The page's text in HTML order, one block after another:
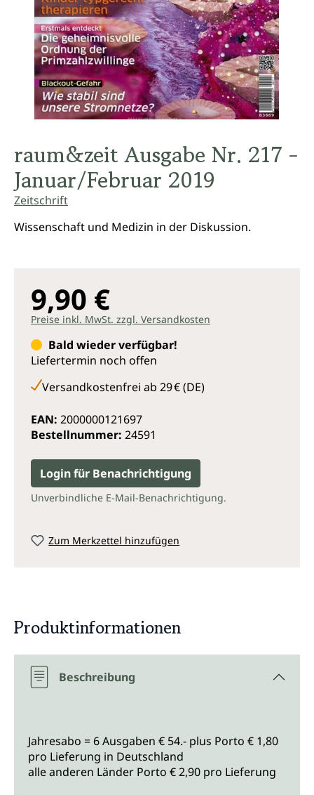
raum&zeit Ausgabe Nr. 217 -
Januar/Februar 2019
Zeitschrift
Wissenschaft und Medizin in der Diskussion.
9,90 €
Preise inkl. MwSt. zzgl. Versandkosten
Bald wieder verfügbar!
Liefertermin noch offen
Versandkostenfrei ab 29 € (DE)
EAN: 2000000121697
Bestellnummer: 24591
Login für Benachrichtigung
Unverbindliche E-Mail-Benachrichtigung.
Zum Merkzettel hinzufügen
Produktinformationen
Beschreibung
Jahresabo = 6 Ausgaben € 54.- plus Porto € 1,80
pro Lieferung in Deutschland
alle anderen Länder Porto € 2,90 pro Lieferung